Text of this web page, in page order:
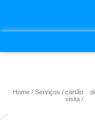
Home Serviços
cartão
visita